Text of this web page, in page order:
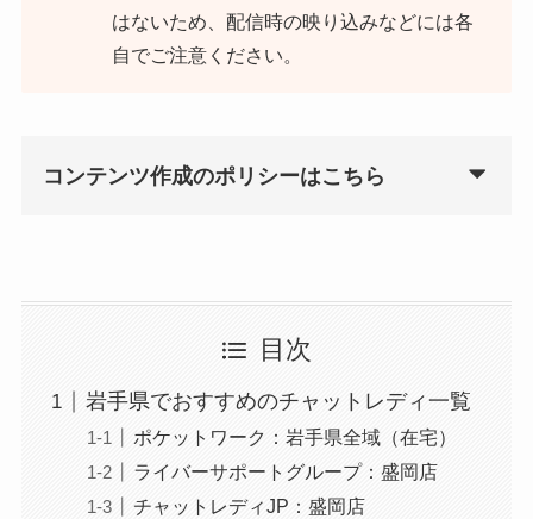
はないため、配信時の映り込みなどには各
自でご注意ください。
コンテンツ作成のポリシーはこちら
目次
岩手県でおすすめのチャットレディ一覧
ポケットワーク：岩手県全域（在宅）
ライバーサポートグループ：盛岡店
チャットレディJP：盛岡店